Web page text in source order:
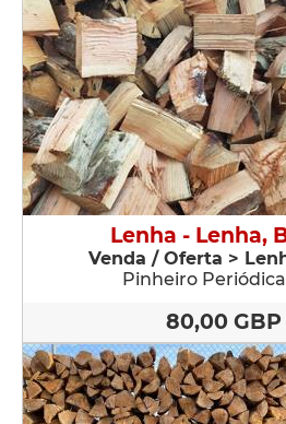
Lenha - Lenha,
Venda / Oferta >
Pinheiro
80,00 GBP